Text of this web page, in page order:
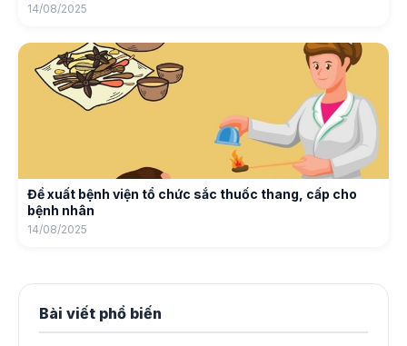
14/08/2025
Đề xuất bệnh viện tổ chức sắc thuốc thang, cấp cho
bệnh nhân
14/08/2025
Bài viết phổ biến